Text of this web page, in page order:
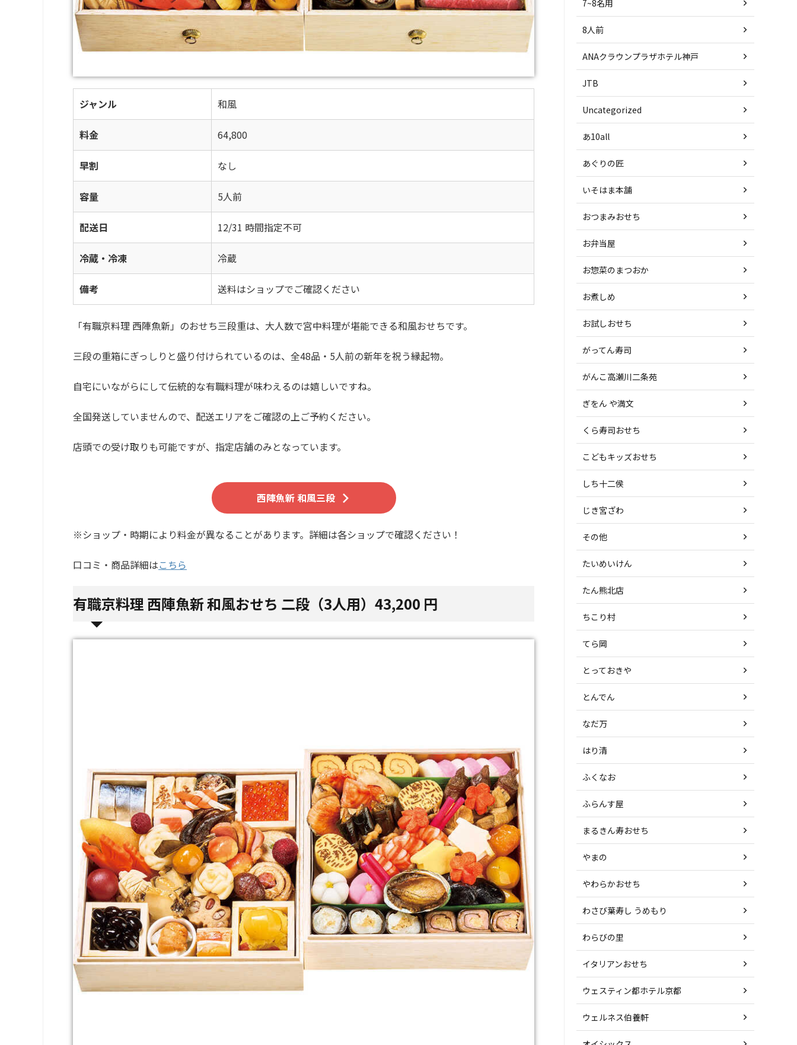
ジャンル 和風
料金 64,800
早割 なし
容量 5人前
配送日 12/31 時間指定不可
冷蔵・冷凍 冷蔵
備考 送料はショップでご確認ください
「有職京料理 西陣魚新」のおせち三段重は、大人数で宮中料理が堪能できる和風おせちです。
三段の重箱にぎっしりと盛り付けられているのは、全48品・5人前の新年を祝う縁起物。
自宅にいながらにして伝統的な有職料理が味わえるのは嬉しいですね。
全国発送していませんので、配送エリアをご確認の上ご予約ください。
店頭での受け取りも可能ですが、指定店舗のみとなっています。
西陣魚新 和風三段
※ショップ・時期により料金が異なることがあります。詳細は各ショップで確認ください！
口コミ・商品詳細はこちら
有職京料理 西陣魚新 和風おせち 二段（3人用）43,200 円
7~8名用
8人前
ANAクラウンプラザホテル神戸
JTB
Uncategorized
あ10all
あぐりの匠
いそはま本舗
おつまみおせち
お弁当屋
お惣菜のまつおか
お煮しめ
お試しおせち
がってん寿司
がんこ高瀬川二条苑
ぎをん や満文
くら寿司おせち
こどもキッズおせち
しち十二侯
じき宮ざわ
その他
たいめいけん
たん熊北店
ちこり村
てら岡
とっておきや
とんでん
なだ万
はり清
ふくなお
ふらんす屋
まるきん寿おせち
やまの
やわらかおせち
わさび葉寿し うめもり
わらびの里
イタリアンおせち
ウェスティン都ホテル京都
ウェルネス伯養軒